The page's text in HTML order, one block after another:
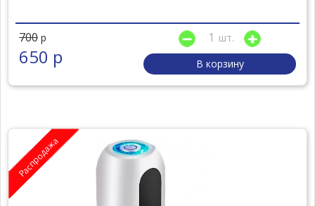
700 р
650 р
шт.
В корзину
Популярно
Распродажа